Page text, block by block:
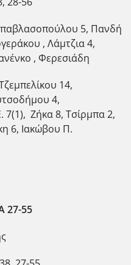
5, Πανδή
, Λάμτζια 4,
, Φερεσιάδη
14,
4,
7(1), Ζήκα 8, Τσίρμπα 2,
6, Ιακώβου Π.
27-55